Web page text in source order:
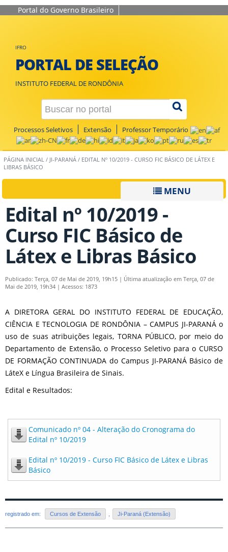
Portal do Governo Brasileiro
IFRO
PORTAL DE SELEÇÃO
INSTITUTO FEDERAL DE RONDÔNIA
Processos Seletivos Extensão Professor Temporário
PÁGINA INICIAL / JI-PARANÁ / EDITAL Nº 10/2019 - CURSO FIC BÁSICO DE LÁTEX E
LIBRAS BÁSICO
MENU
Edital nº 10/2019 -
Curso FIC Básico de
Látex e Libras Básico
Publicado: Terça, 07 de Mai de 2019, 19h15 | Última atualização em Terça, 07 de
Mai de 2019, 19h34 | Acessos: 1873
A DIRETORA GERAL DO INSTITUTO FEDERAL DE EDUCAÇÃO,
CIÊNCIA E TECNOLOGIA DE RONDÔNIA – CAMPUS JI-PARANÁ o
uso de suas atribuições legais, TORNA PÚBLICO, por meio do
Departamento de Extensão, o Processo Seletivo para o CURSO
DE FORMAÇÃO CONTINUADA do Campus JI-PARANÁ Básico de
LáteX e Língua Brasileira de Sinais.
Edital e Resultados:
Comunicado nº 04 - Alteração do Cronograma do
Edital nº 10/2019
Edital nº 10/2019 - Curso FIC Básico de Látex e Libras
Básico
registrado em: Cursos de Extensão , Ji-Paraná (Extensão)